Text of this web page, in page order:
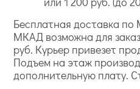
Бесплатная доставка по
МКАД возможна для
руб. Курьер привезет
Подъем на этаж
дополнительную плату.